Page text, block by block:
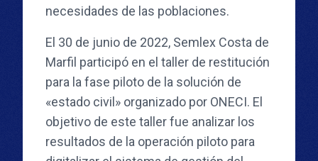
necesidades de las poblaciones.
El 30 de junio de 2022, Semlex Costa de
Marfil participó en el taller de restitución
para la fase piloto de la solución de
«estado civil» organizado por ONECI. El
objetivo de este taller fue analizar los
resultados de la operación piloto para